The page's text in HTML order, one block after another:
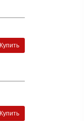
Купить
Купить